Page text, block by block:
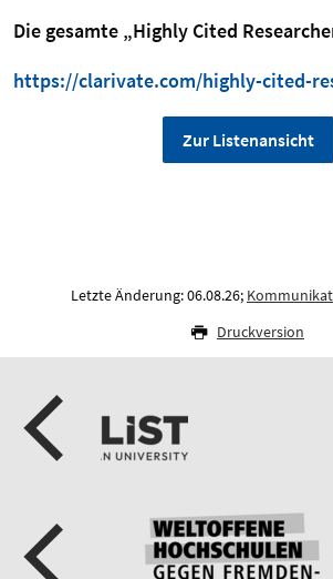
Die gesamte „Highly Cited
https://clarivate.com/highly-cited-
Zur Listenansicht
Letzte Änderung: 06.08.26;
Druckversion